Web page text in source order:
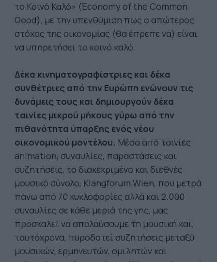
το Κοινό Καλό» (Economy of the Common
Good), με την υπενθύμιση πως ο απώτερος
στόχος της οικονομίας (θα έπρεπε να) είναι
να υπηρετήσει το κοινό καλό.
Δέκα κινηματογραφίστριες και δέκα
συνθέτριες από την Ευρώπη ενώνουν τις
δυνάμεις τους και δημιουργούν δέκα
ταινίες μικρού μήκους γύρω από την
πιθανότητα ύπαρξης ενός νέου
οικονομικού μοντέλου. Μέσα από ταινίες
animation, συναυλίες, παραστάσεις και
συζητήσεις, το διακεκριμένο και διεθνές
μουσικό σύνολο, Klangforum Wien, που μετρά
πάνω από 70 κυκλοφορίες αλλά και 2.000
συναυλίες σε κάθε μεριά της γης, μας
προσκαλεί να απολαύσουμε τη μουσική και,
ταυτόχρονα, πυροδοτεί συζητήσεις μεταξύ
μουσικών, ερμηνευτών, ομιλητών και